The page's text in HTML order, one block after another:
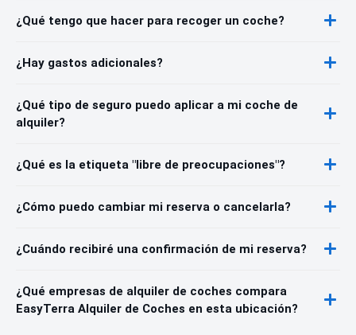
¿Qué tengo que hacer para recoger un coche?
¿Hay gastos adicionales?
¿Qué tipo de seguro puedo aplicar a mi coche de
alquiler?
¿Qué es la etiqueta "libre de preocupaciones"?
¿Cómo puedo cambiar mi reserva o cancelarla?
¿Cuándo recibiré una confirmación de mi reserva?
¿Qué empresas de alquiler de coches compara
EasyTerra Alquiler de Coches en esta ubicación?